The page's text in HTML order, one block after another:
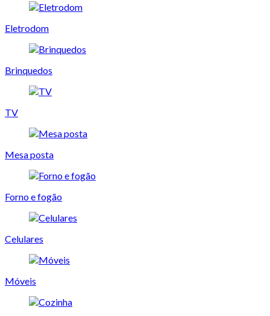
Eletrodom
Brinquedos
TV
Mesa posta
Forno e fogão
Celulares
Móveis